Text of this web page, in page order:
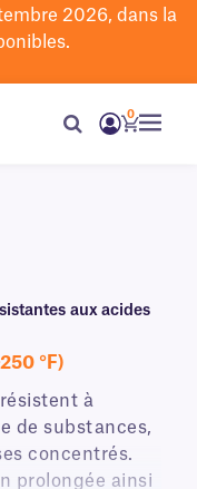
2026, dans la
0
aux acides
°F)
à
de substances,
concentrés.
prolongée ainsi